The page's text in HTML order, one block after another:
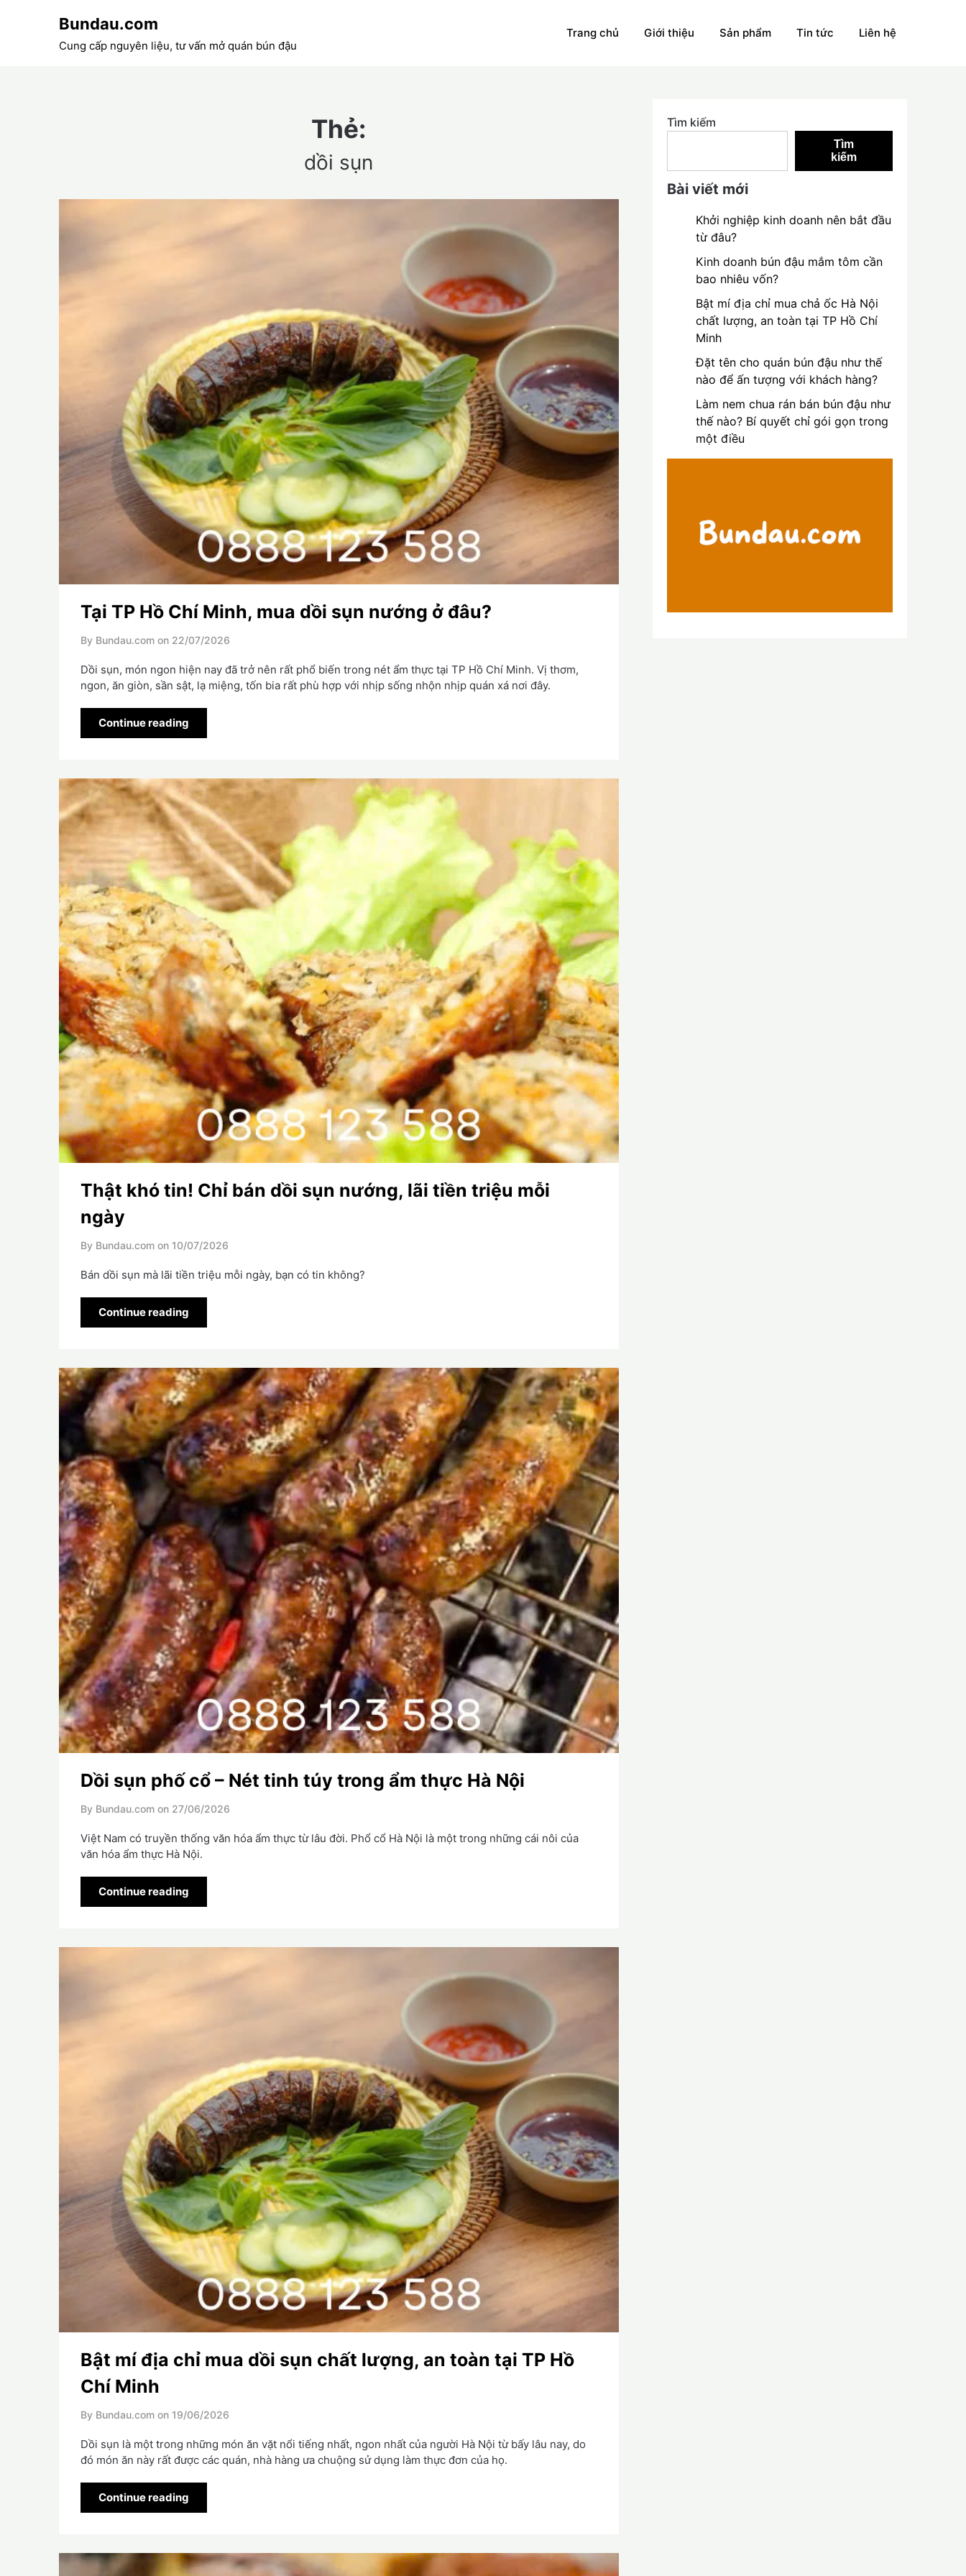
Bundau.com
Cung cấp nguyên liệu, tư vấn mở quán bún đậu
Trang chủ Giới thiệu Sản phẩm Tin tức Liên hệ
Thẻ:
dồi sụn
Tại TP Hồ Chí Minh, mua dồi sụn nướng ở đâu?
By Bundau.com on 22/07/2026
Dồi sụn, món ngon hiện nay đã trở nên rất phổ biến trong nét ẩm thực tại TP Hồ Chí Minh. Vị thơm,
ngon, ăn giòn, sần sật, lạ miệng, tốn bia rất phù hợp với nhịp sống nhộn nhịp quán xá nơi đây.
Continue reading
Thật khó tin! Chỉ bán dồi sụn nướng, lãi tiền triệu mỗi
ngày
By Bundau.com on 10/07/2026
Bán dồi sụn mà lãi tiền triệu mỗi ngày, bạn có tin không?
Continue reading
Dồi sụn phố cổ – Nét tinh túy trong ẩm thực Hà Nội
By Bundau.com on 27/06/2026
Việt Nam có truyền thống văn hóa ẩm thực từ lâu đời. Phổ cổ Hà Nội là một trong những cái nôi của
văn hóa ẩm thực Hà Nội.
Continue reading
Bật mí địa chỉ mua dồi sụn chất lượng, an toàn tại TP Hồ
Chí Minh
By Bundau.com on 19/06/2026
Dồi sụn là một trong những món ăn vặt nổi tiếng nhất, ngon nhất của người Hà Nội từ bấy lâu nay, do
đó món ăn này rất được các quán, nhà hàng ưa chuộng sử dụng làm thực đơn của họ.
Continue reading
Tìm kiếm
Tìm
kiếm
Bài viết mới
Khởi nghiệp kinh doanh nên bắt đầu
từ đâu?
Kinh doanh bún đậu mắm tôm cần
bao nhiêu vốn?
Bật mí địa chỉ mua chả ốc Hà Nội
chất lượng, an toàn tại TP Hồ Chí
Minh
Đặt tên cho quán bún đậu như thế
nào để ấn tượng với khách hàng?
Làm nem chua rán bán bún đậu như
thế nào? Bí quyết chỉ gói gọn trong
một điều